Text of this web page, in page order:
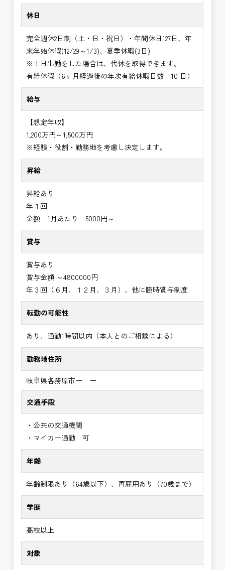
休日
完全週休2日制（土・日・祝日）・年間休日127日、年
末年始休暇(12/29～1/3)、夏季休暇(3日)
※土日出勤をした場合は、代休を取得できます。
有給休暇（6ヶ月経過後の年次有給休暇日数 10 日）
給与
【想定年収】
1,200万円～1,500万円
※経験・役割・勤務地を考慮し決定します。
昇給
昇給あり
年１回
金額 1月あたり 5000円～
賞与
賞与あり
賞与金額 ～4800000円
年３回（６月、１２月、３月）、他に臨時賞与制度
転勤の可能性
あり、通勤1時間以内（本人とのご相談による）
勤務地住所
岐阜県各務原市ー ー
交通手段
・公共の交通機関
・マイカー通勤 可
年齢
年齢制限あり（64歳以下）、再雇用あり（70歳まで）
学歴
高校以上
対象